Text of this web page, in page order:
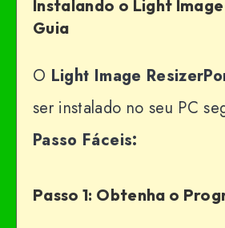
Instalando o Light Image
Guia
O Light Image
ser instalado no seu PC
Passo Fáceis:
Passo 1: Obtenha o